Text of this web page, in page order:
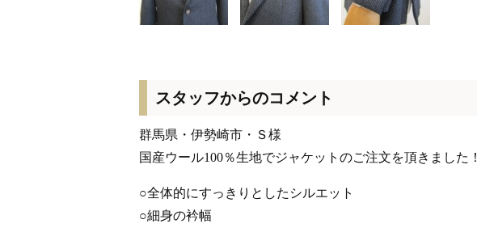
スタッフからのコメント
群馬県・伊勢崎市・Ｓ様
国産ウール100％生地でジャケットのご注文を頂きました！
○全体的にすっきりとしたシルエット
○細身の衿幅